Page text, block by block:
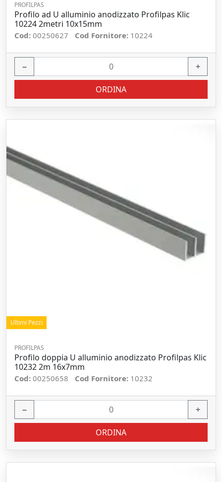
PROFILPAS
Profilo ad U alluminio anodizzato Profilpas Klic
10224 2metri 10x15mm
Cod: 00250627 Cod Fornitore: 10224
− +
ORDINA
Ultimi Pezzi
PROFILPAS
Profilo doppia U alluminio anodizzato Profilpas Klic
10232 2m 16x7mm
Cod: 00250658 Cod Fornitore: 10232
− +
ORDINA